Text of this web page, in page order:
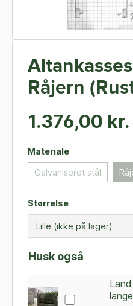
Råjern
1.376,00 kr.
Materiale
Galvaniseret stål
Størrelse
Husk også